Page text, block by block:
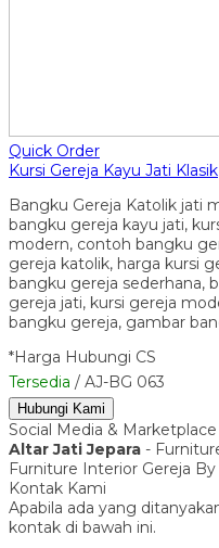
Quick Order
Kursi Gereja Kayu Jati Klasik
Bangku Gereja Katolik jati
bangku gereja kayu jati,
modern, contoh bangku
gereja katolik, harga kursi
bangku gereja sederhana,
gereja jati, kursi gereja
bangku gereja, gambar
*Harga Hubungi CS
Tersedia / AJ-BG 063
Hubungi Kami
Social Media & Marketplace
Altar Jati Jepara -
Furniture Interior Gereja By
Kontak Kami
Apabila ada yang
kontak di bawah ini.